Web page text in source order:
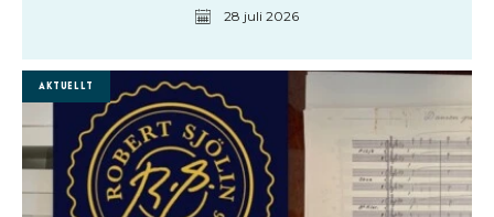
28 juli 2026
Aktuellt